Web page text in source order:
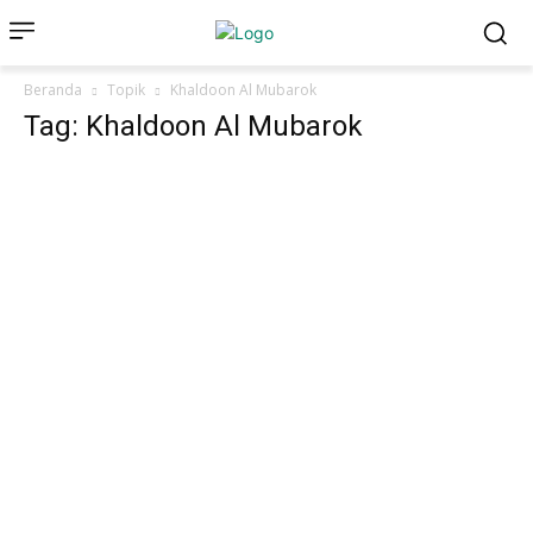
Beranda Topik Khaldoon Al Mubarok
Tag: Khaldoon Al Mubarok